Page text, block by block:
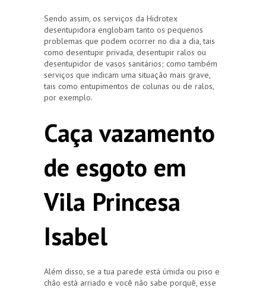
Sendo assim, os serviços da Hidrotex
desentupidora englobam tanto os pequenos
problemas que podem ocorrer no dia a dia, tais
como desentupir privada, desentupir ralos ou
desentupidor de vasos sanitários; como também
serviços que indicam uma situação mais grave,
tais como entupimentos de colunas ou de ralos,
por exemplo.
Caça vazamento
de esgoto em
Vila Princesa
Isabel
Além disso, se a tua parede está úmida ou piso e
chão está arriado e você não sabe porquê, esse